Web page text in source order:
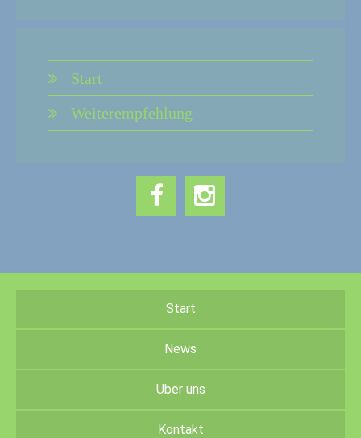
Start
Weiterempfehlung
Start
News
Über uns
Kontakt